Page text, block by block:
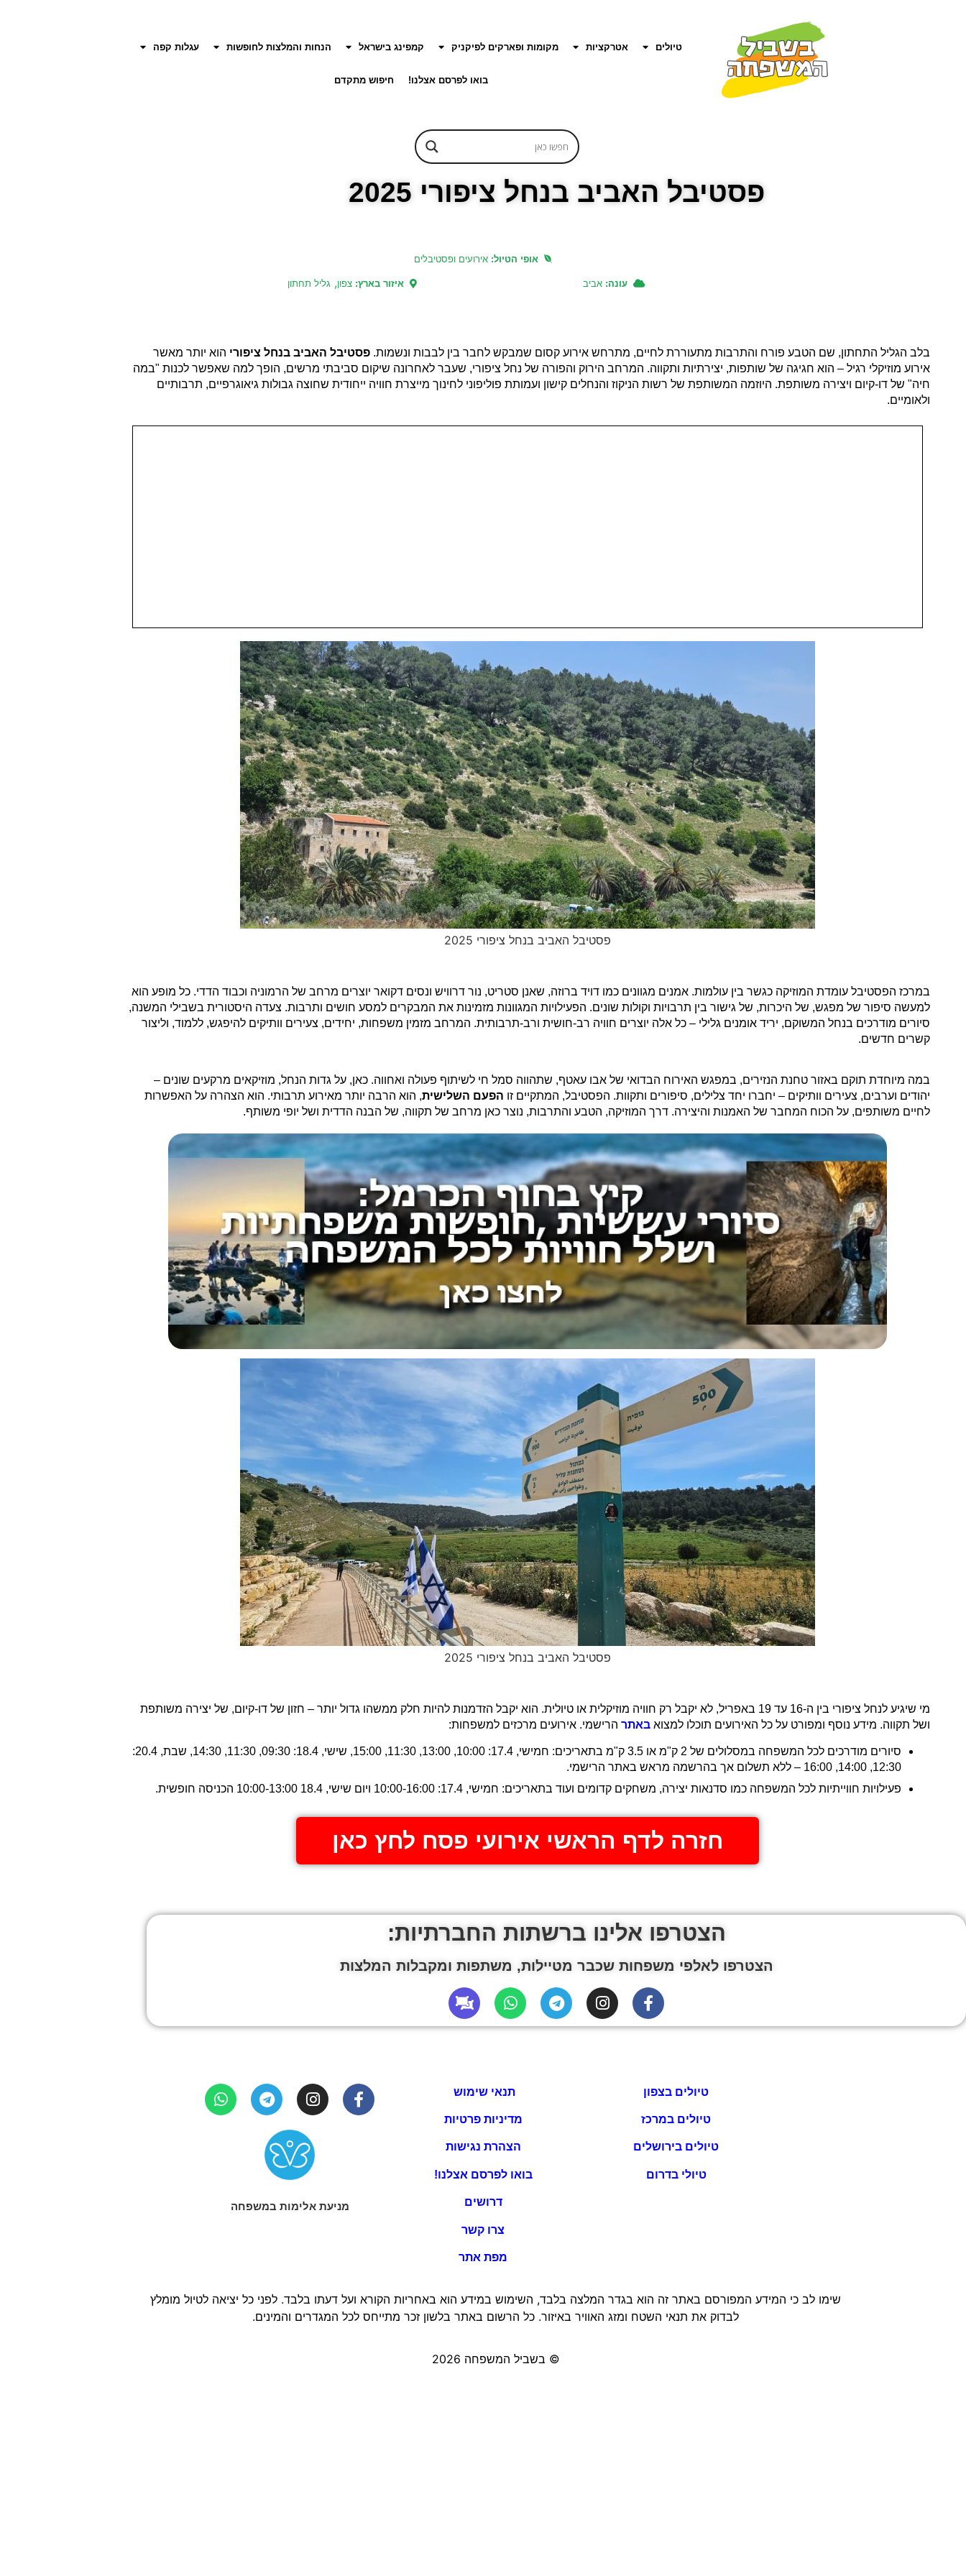
טיולים אטרקציות מקומות ופארקים לפיקניק קמפינג בישראל הנחות והמלצות לחופשות עגלות קפה
בואו לפרסם אצלנו! חיפוש מתקדם
פסטיבל האביב בנחל ציפורי 2025
אופי הטיול: אירועים ופסטיבלים
עונה: אביב איזור בארץ:צפון, גליל תחתון
בלב הגליל התחתון, שם הטבע פורח והתרבות מתעוררת לחיים, מתרחש אירוע קסום שמבקש לחבר בין לבבות ונשמות. פסטיבל האביב בנחל ציפורי הוא יותר מאשר
אירוע מוזיקלי רגיל – הוא חגיגה של שותפות, יצירתיות ותקווה. המרחב הירוק והפורה של נחל ציפורי, שעבר לאחרונה שיקום סביבתי מרשים, הופך למה שאפשר לכנות "במה
חיה" של דו-קיום ויצירה משותפת. היוזמה המשותפת של רשות הניקוז והנחלים קישון ועמותת פוליפוני לחינוך מייצרת חוויה ייחודית שחוצה גבולות גיאוגרפיים, תרבותיים
ולאומיים.
פסטיבל האביב בנחל ציפורי 2025
במרכז הפסטיבל עומדת המוזיקה כגשר בין עולמות. אמנים מגוונים כמו דויד ברוזה, שאנן סטריט, נור דרוויש ונסים דקואר יוצרים מרחב של הרמוניה וכבוד הדדי. כל מופע הוא
למעשה סיפור של מפגש, של היכרות, של גישור בין תרבויות וקולות שונים. הפעילויות המגוונות מזמינות את המבקרים למסע חושים ותרבות. צעדה היסטורית בשבילי המשנה,
סיורים מודרכים בנחל המשוקם, יריד אומנים גלילי – כל אלה יוצרים חוויה רב-חושית ורב-תרבותית. המרחב מזמין משפחות, יחידים, צעירים וותיקים להיפגש, ללמוד, וליצור
קשרים חדשים.
במה מיוחדת תוקם באזור טחנת הנזירים, במפגש האירוח הבדואי של אבו עאטף, שתהווה סמל חי לשיתוף פעולה ואחווה. כאן, על גדות הנחל, מוזיקאים מרקעים שונים –
יהודים וערבים, צעירים וותיקים – יחברו יחד צלילים, סיפורים ותקוות. הפסטיבל, המתקיים זו הפעם השלישית, הוא הרבה יותר מאירוע תרבותי. הוא הצהרה על האפשרות
לחיים משותפים, על הכוח המחבר של האמנות והיצירה. דרך המוזיקה, הטבע והתרבות, נוצר כאן מרחב של תקווה, של הבנה הדדית ושל יופי משותף.
פסטיבל האביב בנחל ציפורי 2025
מי שיגיע לנחל ציפורי בין ה-16 עד 19 באפריל, לא יקבל רק חוויה מוזיקלית או טיולית. הוא יקבל הזדמנות להיות חלק ממשהו גדול יותר – חזון של דו-קיום, של יצירה משותפת
ושל תקווה. מידע נוסף ומפורט על כל האירועים תוכלו למצוא באתר הרישמי. אירועים מרכזים למשפחות:
סיורים מודרכים לכל המשפחה במסלולים של 2 ק"מ או 3.5 ק"מ בתאריכים: חמישי, 17.4: 10:00, 13:00, 11:30, 15:00, שישי, 18.4: 09:30, 11:30, 14:30, שבת, 20.4:
12:30, 14:00, 16:00 – ללא תשלום אך בהרשמה מראש באתר הרישמי.
פעילויות חווייתיות לכל המשפחה כמו סדנאות יצירה, משחקים קדומים ועוד בתאריכים: חמישי, 17.4: 10:00-16:00 ויום שישי, 18.4 10:00-13:00 הכניסה חופשית.
חזרה לדף הראשי אירועי פסח לחץ כאן
הצטרפו אלינו ברשתות החברתיות:
הצטרפו לאלפי משפחות שכבר מטיילות, משתפות ומקבלות המלצות
טיולים בצפון
טיולים במרכז
טיולים בירושלים
טיולי בדרום
תנאי שימוש
מדיניות פרטיות
הצהרת נגישות
בואו לפרסם אצלנו!
דרושים
צרו קשר
מפת אתר
מניעת אלימות במשפחה
שימו לב כי המידע המפורסם באתר זה הוא בגדר המלצה בלבד, השימוש במידע הוא באחריות הקורא ועל דעתו בלבד. לפני כל יציאה לטיול מומלץ
לבדוק את תנאי השטח ומזג האוויר באיזור. כל הרשום באתר בלשון זכר מתייחס לכל המגדרים והמינים.
© בשביל המשפחה 2026